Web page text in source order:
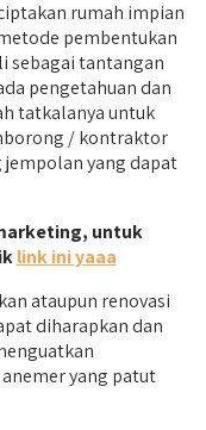
rumah impian
pembentukan
sebagai tantangan
pengetahuan dan
tatkalanya untuk
/ kontraktor
jempolan yang dapat
untuk
link ini yaaa
ataupun renovasi
diharapkan dan
yang patut